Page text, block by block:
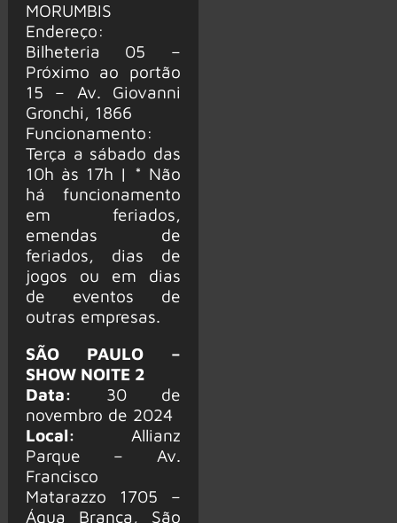
MORUMBIS
Endereço:
Bilheteria 05 –
Próximo ao portão
15 – Av. Giovanni
Gronchi, 1866
Funcionamento:
Terça a sábado das
10h às 17h | * Não
há funcionamento
em feriados,
emendas de
feriados, dias de
jogos ou em dias
de eventos de
outras empresas.
SÃO PAULO –
SHOW NOITE 2
Data: 30 de
novembro de 2024
Local: Allianz
Parque – Av.
Francisco
Matarazzo 1705 –
Água Branca, São